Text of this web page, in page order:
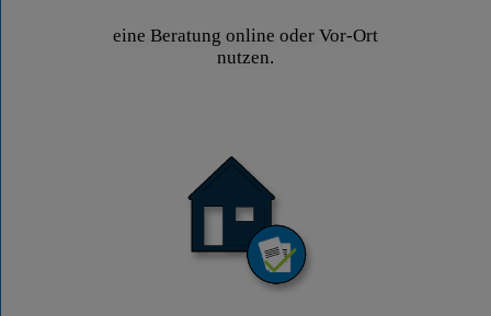
eine Beratung online oder Vor-Ort
nutzen.